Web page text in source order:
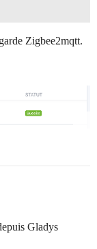
Zigbee2mqtt.
Gladys